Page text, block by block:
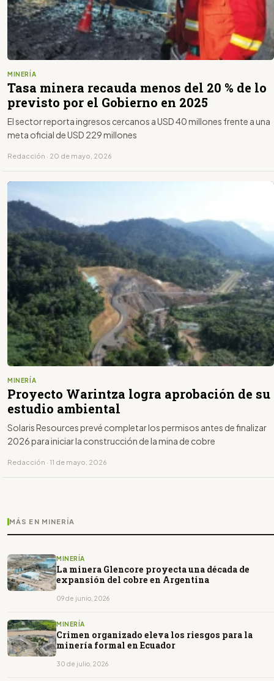
MINERÍA
Tasa minera recauda menos del 20 % de lo
previsto por el Gobierno en 2025
El sector reporta ingresos cercanos a USD 40 millones frente a una
meta oficial de USD 229 millones
Redacción · 20 de mayo, 2026
MINERÍA
Proyecto Warintza logra aprobación de su
estudio ambiental
Solaris Resources prevé completar los permisos antes de finalizar
2026 para iniciar la construcción de la mina de cobre
Redacción · 11 de mayo, 2026
MÁS EN MINERÍA
MINERÍA
La minera Glencore proyecta una década de
expansión del cobre en Argentina
09 de junio, 2026
MINERÍA
Crimen organizado eleva los riesgos para la
minería formal en Ecuador
30 de julio, 2026